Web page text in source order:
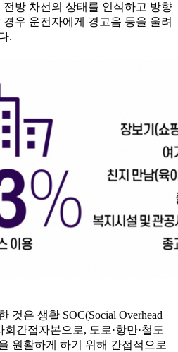
방 차선의 상태를 인식하고 방향
우 운전자에게 경고음 등을 울려
.
것은 생활 SOC(Social Overhead
간접자본으로, 도로·항만·철도
원활하게 하기 위해 간접적으로